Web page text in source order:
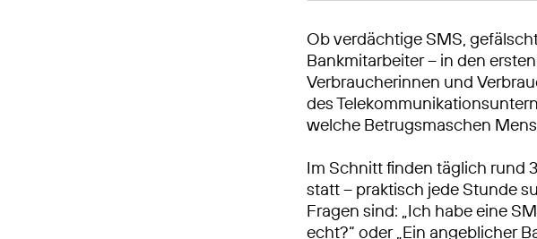
Ob verdächtige SMS,
Bankmitarbeiter – in den
Verbraucherinnen und
des
welche Betrugsmaschen
Im Schnitt finden täglich rund
statt – praktisch jede Stunde
Fragen sind: „Ich habe eine
echt?“ oder „Ein angeblicher